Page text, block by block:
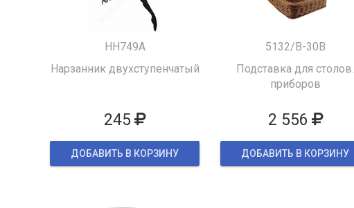
HH749A
Нарзанник двухступенчатый
245
ДОБАВИТЬ В КОРЗИНУ
5132/B-30B
Подставка для столов.
приборов
2 556
ДОБАВИТЬ В КОРЗИНУ